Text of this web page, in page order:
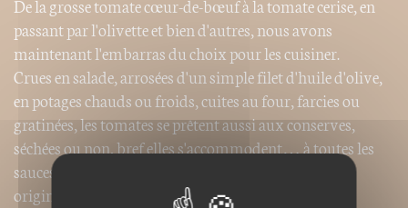
De la grosse tomate cœur-de-bœuf à la tomate cerise, en
passant par l'olivette et bien d'autres, nous avons
maintenant l'embarras du choix pour les cuisiner.
Crues en salade, arrosées d'un simple filet d'huile d'olive,
en potages chauds ou froids, cuites au four, farcies ou
gratinées, les tomates se prêtent aussi aux conserves,
séchées ou non, bref elles s'accommodent… à toutes les
sauces. Nouvelle édition comprenant vingt recettes
originales